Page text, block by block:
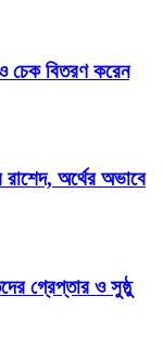
চেক বিতরণ করেন
অর্থের অভাবে
গ্রেপ্তার ও সুষ্ঠু